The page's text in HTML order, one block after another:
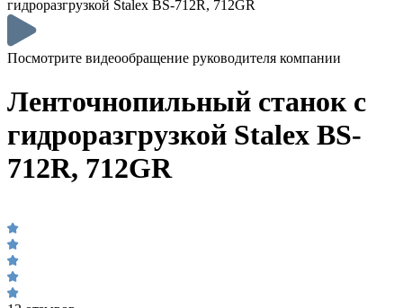
гидроразгрузкой Stalex BS-712R, 712GR
Посмотрите видеообращение руководителя компании
Ленточнопильный станок с
гидроразгрузкой Stalex BS-
712R, 712GR